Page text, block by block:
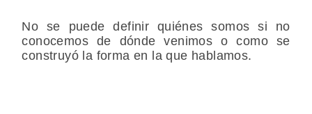
No se puede definir quiénes somos si no
conocemos de dónde venimos o como se
construyó la forma en la que hablamos.